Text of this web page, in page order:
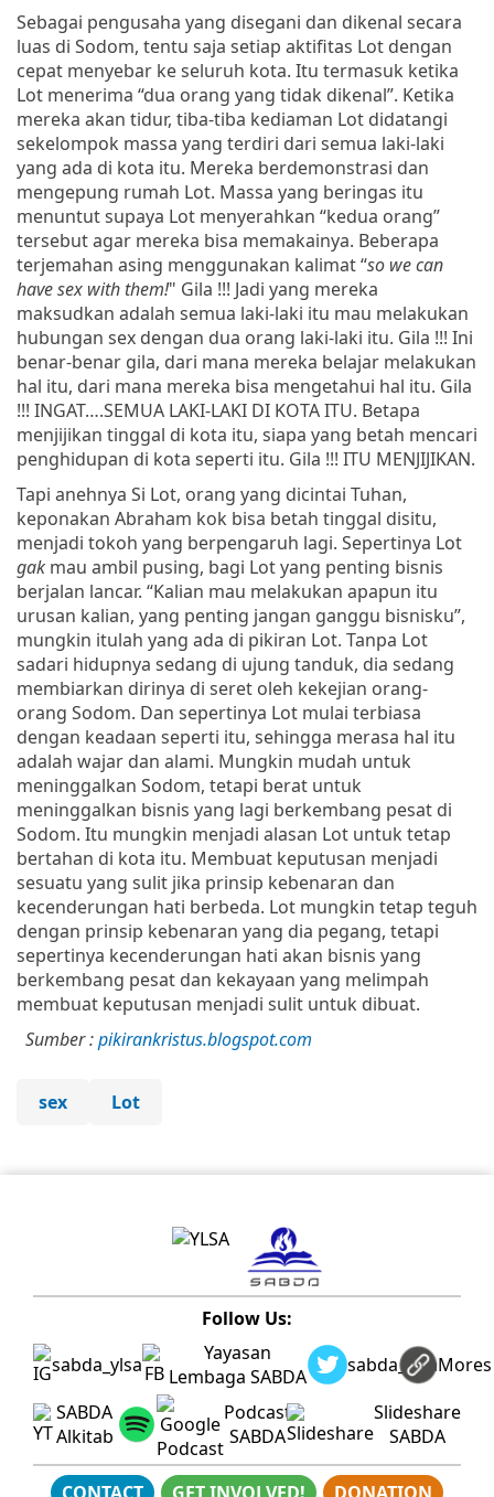
Sebagai pengusaha yang disegani dan dikenal secara
luas di Sodom, tentu saja setiap aktifitas Lot dengan
cepat menyebar ke seluruh kota. Itu termasuk ketika
Lot menerima “dua orang yang tidak dikenal”. Ketika
mereka akan tidur, tiba-tiba kediaman Lot didatangi
sekelompok massa yang terdiri dari semua laki-laki
yang ada di kota itu. Mereka berdemonstrasi dan
mengepung rumah Lot. Massa yang beringas itu
menuntut supaya Lot menyerahkan “kedua orang”
tersebut agar mereka bisa memakainya. Beberapa
terjemahan asing menggunakan kalimat “so we can
have sex with them!" Gila !!! Jadi yang mereka
maksudkan adalah semua laki-laki itu mau melakukan
hubungan sex dengan dua orang laki-laki itu. Gila !!! Ini
benar-benar gila, dari mana mereka belajar melakukan
hal itu, dari mana mereka bisa mengetahui hal itu. Gila
!!! INGAT….SEMUA LAKI-LAKI DI KOTA ITU. Betapa
menjijikan tinggal di kota itu, siapa yang betah mencari
penghidupan di kota seperti itu. Gila !!! ITU MENJIJIKAN.
Tapi anehnya Si Lot, orang yang dicintai Tuhan,
keponakan Abraham kok bisa betah tinggal disitu,
menjadi tokoh yang berpengaruh lagi. Sepertinya Lot
gak mau ambil pusing, bagi Lot yang penting bisnis
berjalan lancar. “Kalian mau melakukan apapun itu
urusan kalian, yang penting jangan ganggu bisnisku”,
mungkin itulah yang ada di pikiran Lot. Tanpa Lot
sadari hidupnya sedang di ujung tanduk, dia sedang
membiarkan dirinya di seret oleh kekejian orang-
orang Sodom. Dan sepertinya Lot mulai terbiasa
dengan keadaan seperti itu, sehingga merasa hal itu
adalah wajar dan alami. Mungkin mudah untuk
meninggalkan Sodom, tetapi berat untuk
meninggalkan bisnis yang lagi berkembang pesat di
Sodom. Itu mungkin menjadi alasan Lot untuk tetap
bertahan di kota itu. Membuat keputusan menjadi
sesuatu yang sulit jika prinsip kebenaran dan
kecenderungan hati berbeda. Lot mungkin tetap teguh
dengan prinsip kebenaran yang dia pegang, tetapi
sepertinya kecenderungan hati akan bisnis yang
berkembang pesat dan kekayaan yang melimpah
membuat keputusan menjadi sulit untuk dibuat.
Sumber :pikirankristus.blogspot.com
sex Lot
Follow Us:
sabda_ylsa
Yayasan
Lembaga SABDA
sabda_ylsaMores
SABDA
Alkitab
Podcast
SABDA
Slideshare
SABDA
CONTACT GET INVOLVED! DONATION